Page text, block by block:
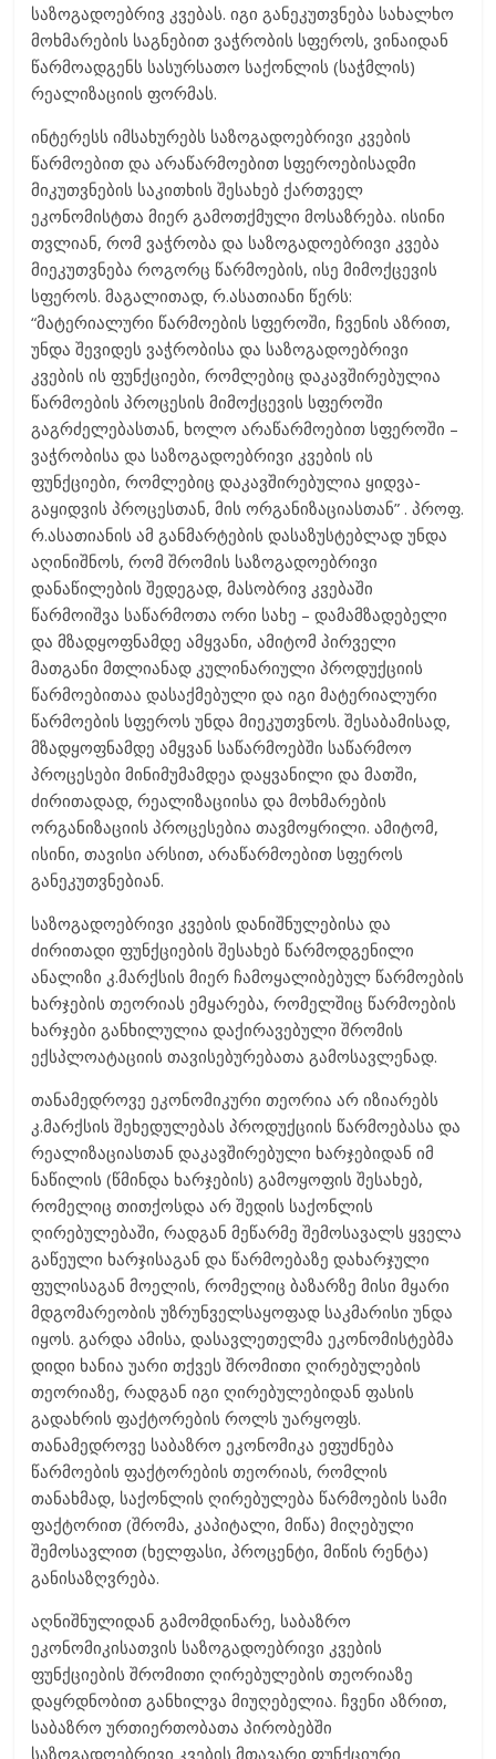
საზოგადოებრივ კვებას. იგი განეკუთვნება სახალხო
მოხმარების საგნებით ვაჭრობის სფეროს, ვინაიდან
წარმოადგენს სასურსათო საქონლის (საჭმლის)
რეალიზაციის ფორმას.
ინტერესს იმსახურებს საზოგადოებრივი კვების
წარმოებით და არაწარმოებით სფეროებისადმი
მიკუთვნების საკითხის შესახებ ქართველ
ეკონომისტთა მიერ გამოთქმული მოსაზრება. ისინი
თვლიან, რომ ვაჭრობა და საზოგადოებრივი კვება
მიეკუთვნება როგორც წარმოების, ისე მიმოქცევის
სფეროს. მაგალითად, რ.ასათიანი წერს:
“მატერიალური წარმოების სფეროში, ჩვენის აზრით,
უნდა შევიდეს ვაჭრობისა და საზოგადოებრივი
კვების ის ფუნქციები, რომლებიც დაკავშირებულია
წარმოების პროცესის მიმოქცევის სფეროში
გაგრძელებასთან, ხოლო არაწარმოებით სფეროში –
ვაჭრობისა და საზოგადოებრივი კვების ის
ფუნქციები, რომლებიც დაკავშირებულია ყიდვა-
გაყიდვის პროცესთან, მის ორგანიზაციასთან” . პროფ.
რ.ასათიანის ამ განმარტების დასაზუსტებლად უნდა
აღინიშნოს, რომ შრომის საზოგადოებრივი
დანაწილების შედეგად, მასობრივ კვებაში
წარმოიშვა საწარმოთა ორი სახე – დამამზადებელი
და მზადყოფნამდე ამყვანი, ამიტომ პირველი
მათგანი მთლიანად კულინარიული პროდუქციის
წარმოებითაა დასაქმებული და იგი მატერიალური
წარმოების სფეროს უნდა მიეკუთვნოს. შესაბამისად,
მზადყოფნამდე ამყვან საწარმოებში საწარმოო
პროცესები მინიმუმამდეა დაყვანილი და მათში,
ძირითადად, რეალიზაციისა და მოხმარების
ორგანიზაციის პროცესებია თავმოყრილი. ამიტომ,
ისინი, თავისი არსით, არაწარმოებით სფეროს
განეკუთვნებიან.
საზოგადოებრივი კვების დანიშნულებისა და
ძირითადი ფუნქციების შესახებ წარმოდგენილი
ანალიზი კ.მარქსის მიერ ჩამოყალიბებულ წარმოების
ხარჯების თეორიას ემყარება, რომელშიც წარმოების
ხარჯები განხილულია დაქირავებული შრომის
ექსპლოატაციის თავისებურებათა გამოსავლენად.
თანამედროვე ეკონომიკური თეორია არ იზიარებს
კ.მარქსის შეხედულებას პროდუქციის წარმოებასა და
რეალიზაციასთან დაკავშირებული ხარჯებიდან იმ
ნაწილის (წმინდა ხარჯების) გამოყოფის შესახებ,
რომელიც თითქოსდა არ შედის საქონლის
ღირებულებაში, რადგან მეწარმე შემოსავალს ყველა
გაწეული ხარჯისაგან და წარმოებაზე დახარჯული
ფულისაგან მოელის, რომელიც ბაზარზე მისი მყარი
მდგომარეობის უზრუნველსაყოფად საკმარისი უნდა
იყოს. გარდა ამისა, დასავლეთელმა ეკონომისტებმა
დიდი ხანია უარი თქვეს შრომითი ღირებულების
თეორიაზე, რადგან იგი ღირებულებიდან ფასის
გადახრის ფაქტორების როლს უარყოფს.
თანამედროვე საბაზრო ეკონომიკა ეფუძნება
წარმოების ფაქტორების თეორიას, რომლის
თანახმად, საქონლის ღირებულება წარმოების სამი
ფაქტორით (შრომა, კაპიტალი, მიწა) მიღებული
შემოსავლით (ხელფასი, პროცენტი, მიწის რენტა)
განისაზღვრება.
აღნიშნულიდან გამომდინარე, საბაზრო
ეკონომიკისათვის საზოგადოებრივი კვების
ფუნქციების შრომითი ღირებულების თეორიაზე
დაყრდნობით განხილვა მიუღებელია. ჩვენი აზრით,
საბაზრო ურთიერთობათა პირობებში
საზოგადოებრივი კვების მთავარი ფუნქციური